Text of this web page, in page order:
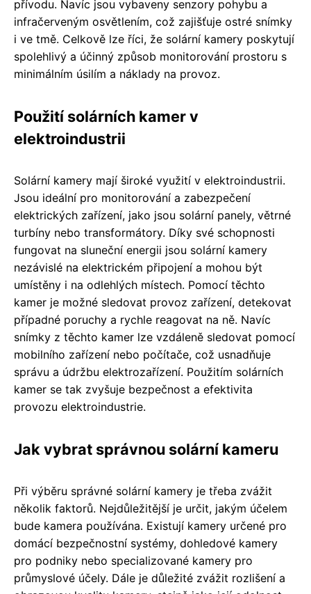
přívodu. Navíc jsou vybaveny senzory pohybu a
infračerveným osvětlením, což zajišťuje ostré snímky
i ve tmě. Celkově lze říci, že solární kamery poskytují
spolehlivý a účinný způsob monitorování prostoru s
minimálním úsilím a náklady na provoz.
Použití solárních kamer v
elektroindustrii
Solární kamery mají široké využití v elektroindustrii.
Jsou ideální pro monitorování a zabezpečení
elektrických zařízení, jako jsou solární panely, větrné
turbíny nebo transformátory. Díky své schopnosti
fungovat na sluneční energii jsou solární kamery
nezávislé na elektrickém připojení a mohou být
umístěny i na odlehlých místech. Pomocí těchto
kamer je možné sledovat provoz zařízení, detekovat
případné poruchy a rychle reagovat na ně. Navíc
snímky z těchto kamer lze vzdáleně sledovat pomocí
mobilního zařízení nebo počítače, což usnadňuje
správu a údržbu elektrozařízení. Použitím solárních
kamer se tak zvyšuje bezpečnost a efektivita
provozu elektroindustrie.
Jak vybrat správnou solární kameru
Při výběru správné solární kamery je třeba zvážit
několik faktorů. Nejdůležitější je určit, jakým účelem
bude kamera používána. Existují kamery určené pro
domácí bezpečnostní systémy, dohledové kamery
pro podniky nebo specializované kamery pro
průmyslové účely. Dále je důležité zvážit rozlišení a